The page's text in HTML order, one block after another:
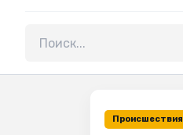
Поиск по сайту
Происшествия